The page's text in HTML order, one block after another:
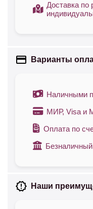
Доставка по
Варианты
Наличными
МИР, Visa и
Оплата по
Наши